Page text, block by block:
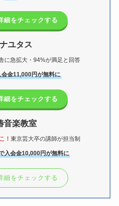
細をチェックする
ナユタス
に急拡大・94%が満足と回答
金11,000円が無料に
細をチェックする
音楽教室
！ 東京芸大卒の講師が担当制
入会金10,000円が無料に
細をチェックする